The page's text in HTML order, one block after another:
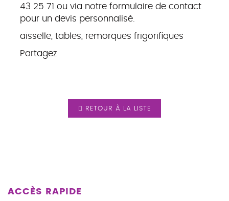
43 25 71 ou via notre formulaire de contact
pour un devis personnalisé.
aisselle, tables, remorques frigorifiques
Partagez
RETOUR À LA LISTE
ACCÈS RAPIDE